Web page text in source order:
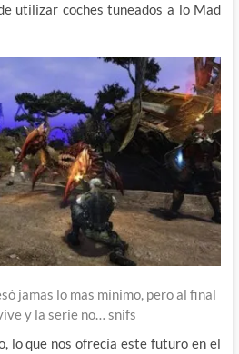
utilizar coches tuneados a lo Mad
jamas lo mas mínimo, pero al final
y la serie no… snifs
lo que nos ofrecía este futuro en el